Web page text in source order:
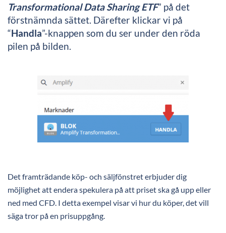
Transformational Data Sharing ETF” på det
förstnämnda sättet. Därefter klickar vi på
“Handla”-knappen som du ser under den röda
pilen på bilden.
Det framträdande köp- och säljfönstret erbjuder dig
möjlighet att endera spekulera på att priset ska gå upp eller
ned med CFD. I detta exempel visar vi hur du köper, det vill
säga tror på en prisuppgång.